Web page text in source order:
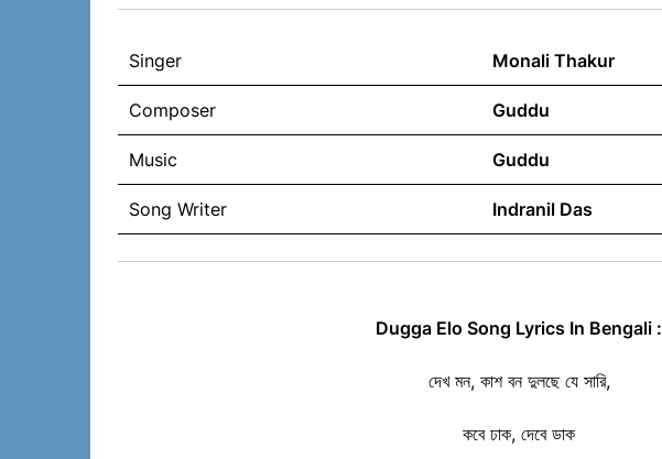
Singer Monali Thakur
Composer Guddu
Music Guddu
Song Writer Indranil Das
Dugga Elo Song Lyrics In Bengali :
দেখ মন, কাশ বন দুলছে যে সারি,
কবে ঢাক, দেবে ডাক